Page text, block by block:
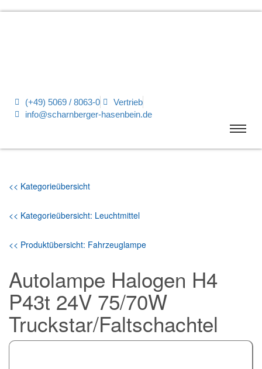
(+49) 5069 / 8063-0
Vertrieb
info@scharnberger-hasenbein.de
<< Kategorieübersicht
<< Kategorieübersicht: Leuchtmittel
<< Produktübersicht: Fahrzeuglampe
Autolampe Halogen H4
P43t 24V 75/70W
Truckstar/Faltschachtel